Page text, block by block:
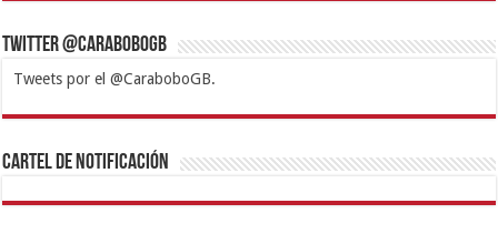
Twitter @CaraboboGB
Tweets por el @CaraboboGB.
1xbetBetturkeyBetistKralbetSupertotobetTipobetMatadorbetMariobet
https://mvbcasino.com/
Cartel de Notificación